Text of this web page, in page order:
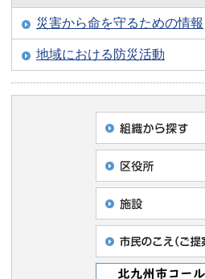
災害から命を守るための情報
地域における防災活動